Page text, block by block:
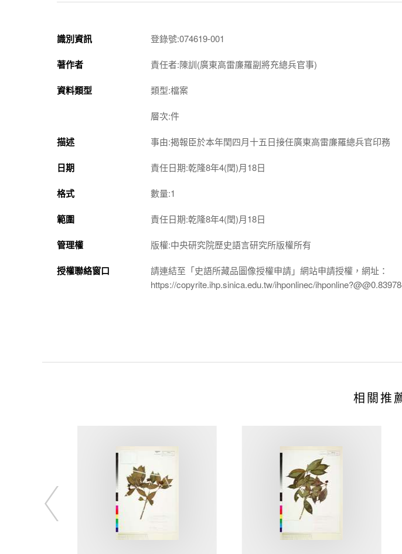
識別資訊 登錄號:074619-001
著作者 責任者:陳訓(廣東高雷廉羅副將充總兵官事)
資料類型 類型:檔案
層次:件
描述 事由:揭報臣於本年閏四月十五日接任廣東高雷廉羅總兵官印務
日期 責任日期:乾隆8年4(閏)月18日
格式 數量:1
範圍 責任日期:乾隆8年4(閏)月18日
管理權 版權:中央研究院歷史語言研究所版權所有
授權聯絡窗口
請連結至「史語所藏品圖像授權申請」網站申請授權，網址：
https://copyrite.ihp.sinica.edu.tw/ihponlinec/
相關推